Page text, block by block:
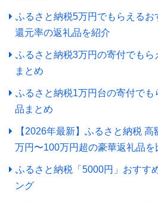
ふるさと納税5万円でもらえる
還元率の返礼品を紹介
ふるさと納税3万円の寄付でも
まとめ
ふるさと納税1万円台の寄付で
品まとめ
【2026年最新】ふるさと納税
万円〜100万円超の豪華返礼品を
ふるさと納税「5000円」おすす
ング